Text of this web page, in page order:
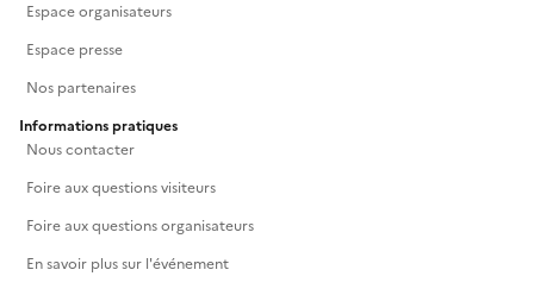
Espace organisateurs
Espace presse
Nos partenaires
Informations pratiques
Nous contacter
Foire aux questions visiteurs
Foire aux questions organisateurs
En savoir plus sur l'événement